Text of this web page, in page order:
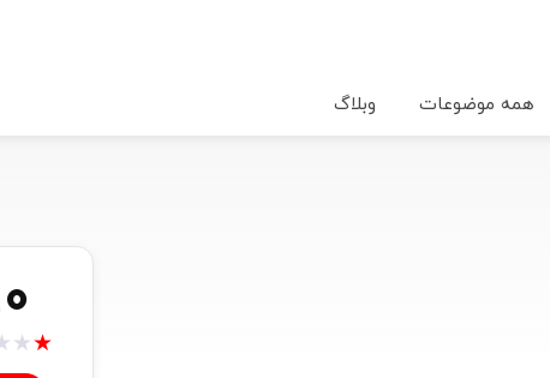
همه موضوعات وبلاگ
★
★